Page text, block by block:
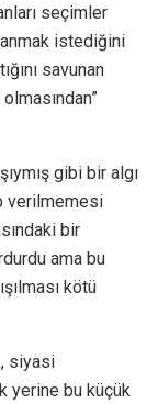
seçimler
istediğini
savunan
gibi bir algı
verilmemesi
bir
ama bu
kötü
siyasi
yerine bu küçük